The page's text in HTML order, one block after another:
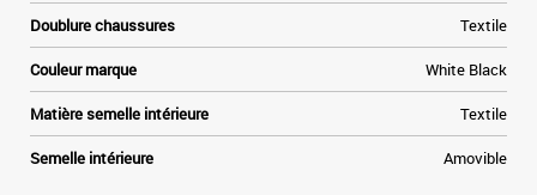
Doublure chaussures Textile
Couleur marque White Black
Matière semelle intérieure Textile
Semelle intérieure Amovible